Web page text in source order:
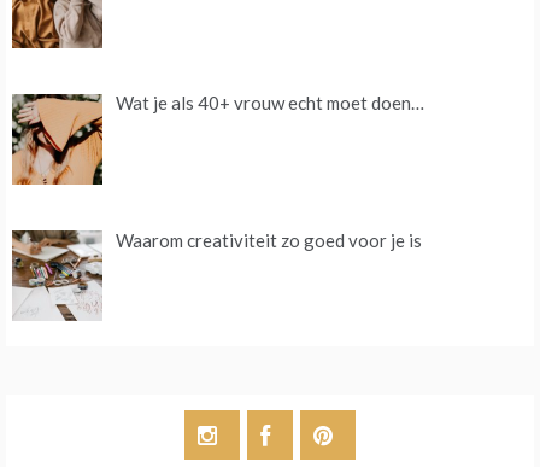
Wat je als 40+ vrouw echt moet doen…
Waarom creativiteit zo goed voor je is